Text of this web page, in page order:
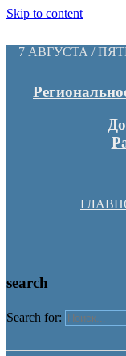
Skip to content
7 АВГУСТА /
search
Search for: